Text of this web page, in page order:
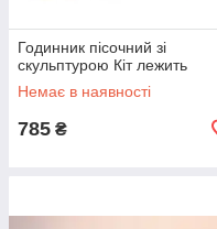
Годинник пісочний зі
скульптурою Кіт лежить
Немає в наявності
785 ₴